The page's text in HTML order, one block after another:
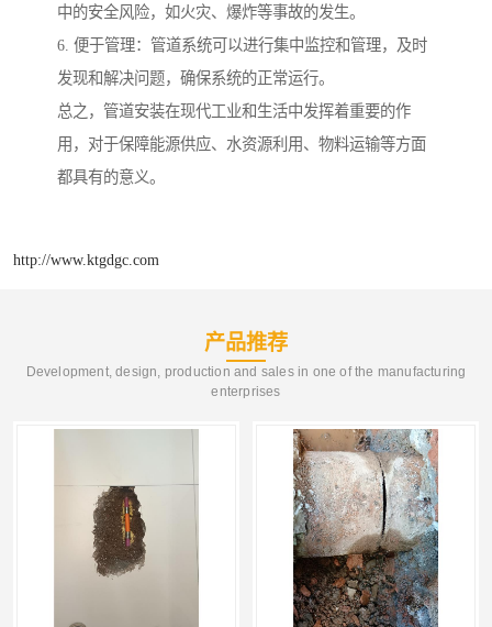
中的安全风险，如火灾、爆炸等事故的发生。
6. 便于管理：管道系统可以进行集中监控和管理，及时
发现和解决问题，确保系统的正常运行。
总之，管道安装在现代工业和生活中发挥着重要的作
用，对于保障能源供应、水资源利用、物料运输等方面
都具有的意义。
http://www.ktgdgc.com
产品推荐
Development, design, production and sales in one of the manufacturing
enterprises